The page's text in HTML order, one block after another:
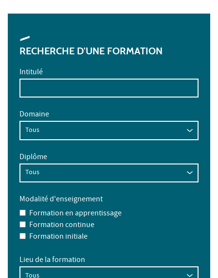
RECHERCHE D'UNE FORMATION
Intitulé
Domaine
Diplôme
Modalité d'enseignement
Formation en apprentissage
Formation continue
Formation initiale
Lieu de la formation